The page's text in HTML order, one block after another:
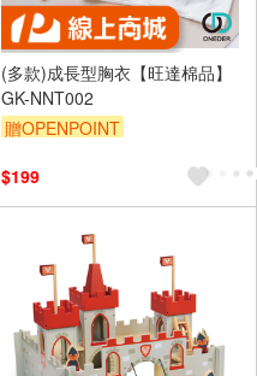
(多款)成長型胸衣【旺達棉品】
GK-NNT002
贈OPENPOINT
$199